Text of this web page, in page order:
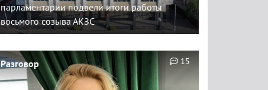
парламентарии подвели итоги работы
восьмого созыва АКЗС
Разговор 15